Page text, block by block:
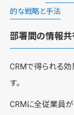
的な戦略と手法
部署間の情報共
CRMで得られる
す。
CRMに全従業員が